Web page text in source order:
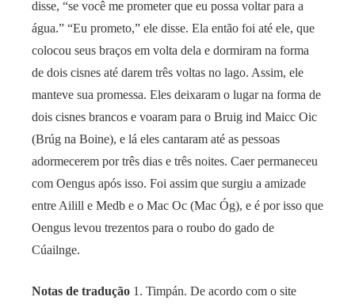
disse, “se você me prometer que eu possa voltar para a
água.” “Eu prometo,” ele disse. Ela então foi até ele, que
colocou seus braços em volta dela e dormiram na forma
de dois cisnes até darem três voltas no lago. Assim, ele
manteve sua promessa. Eles deixaram o lugar na forma de
dois cisnes brancos e voaram para o Bruig ind Maicc Oic
(Brúg na Boine), e lá eles cantaram até as pessoas
adormecerem por três dias e três noites. Caer permaneceu
com Oengus após isso. Foi assim que surgiu a amizade
entre Ailill e Medb e o Mac Oc (Mac Óg), e é por isso que
Oengus levou trezentos para o roubo do gado de
Cúailnge.
Notas de tradução 1. Timpán. De acordo com o site